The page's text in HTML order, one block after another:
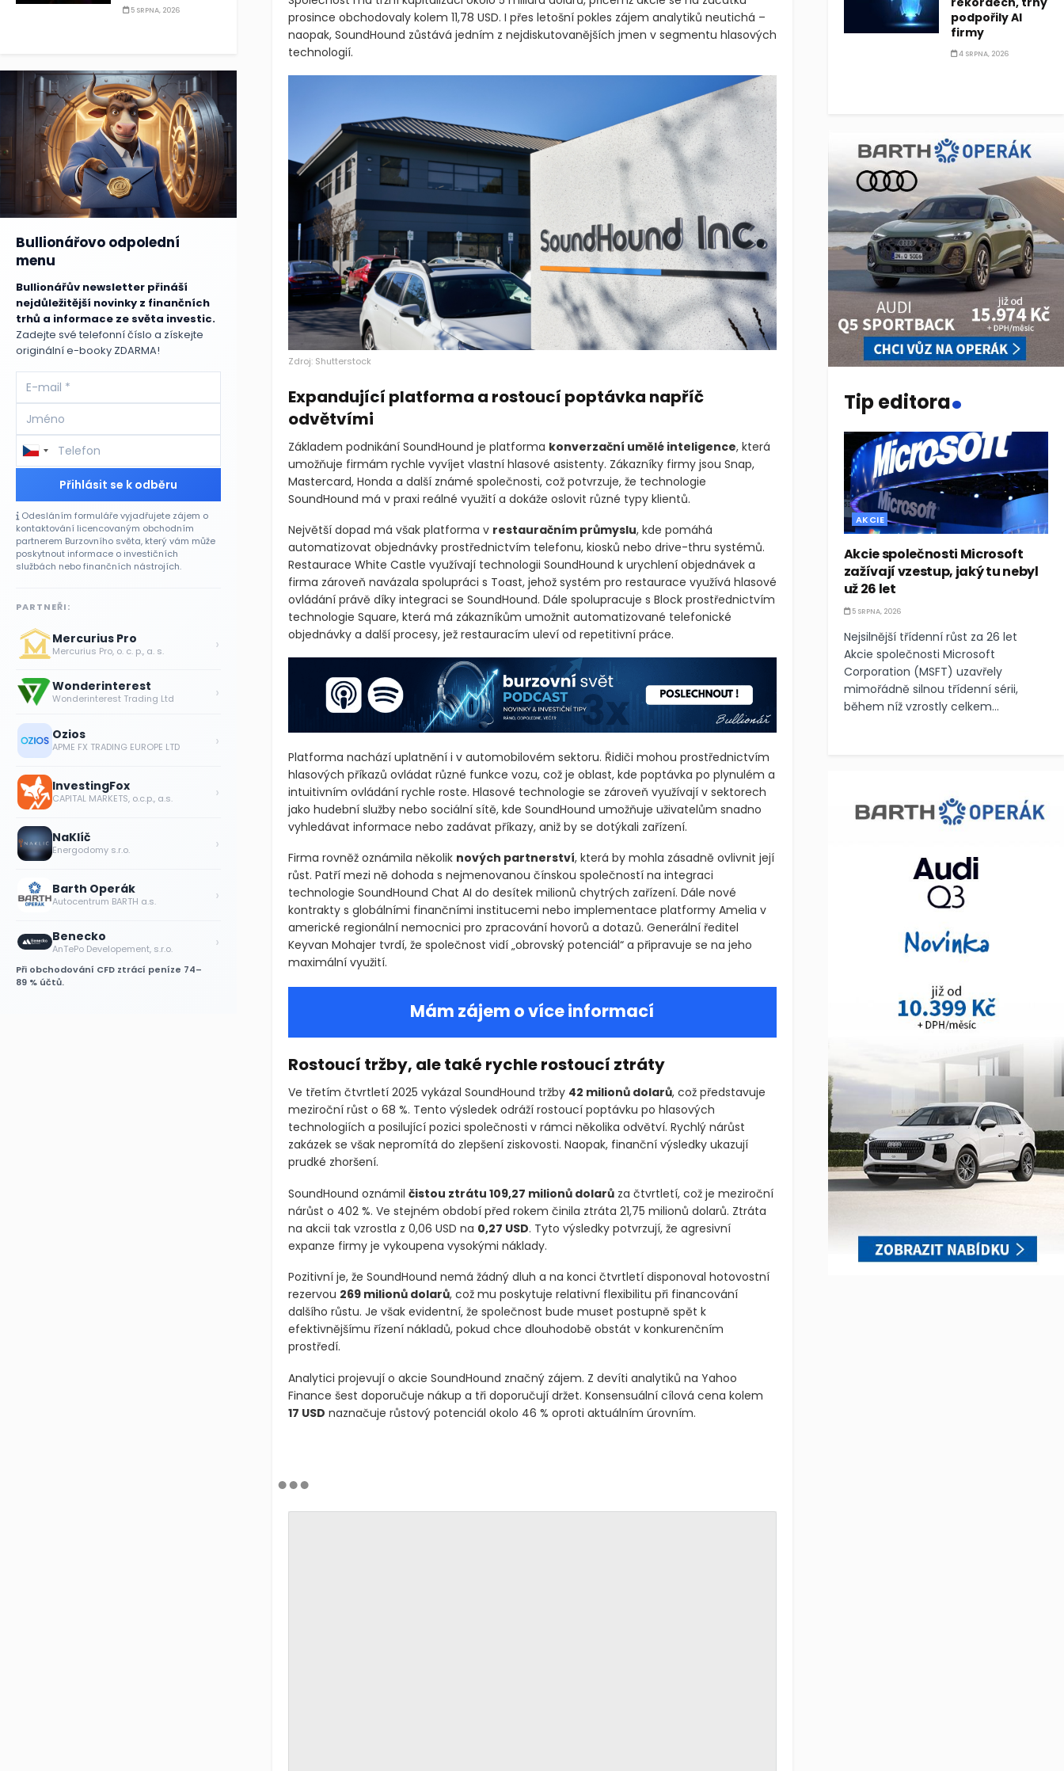
prosince obchodovaly kolem 11,78 USD. I přes letošní pokles zájem analytiků neutichá –
naopak, SoundHound zůstává jedním z nejdiskutovanějších jmen v segmentu hlasových
technologií.
Zdroj: Shutterstock
Expandující platforma a rostoucí poptávka napříč
odvětvími
Základem podnikání SoundHound je platforma konverzační umělé inteligence, která
umožňuje firmám rychle vyvíjet vlastní hlasové asistenty. Zákazníky firmy jsou Snap,
Mastercard, Honda a další známé společnosti, což potvrzuje, že technologie
SoundHound má v praxi reálné využití a dokáže oslovit různé typy klientů.
Největší dopad má však platforma v restauračním průmyslu, kde pomáhá
automatizovat objednávky prostřednictvím telefonu, kiosků nebo drive-thru systémů.
Restaurace White Castle využívají technologii SoundHound k urychlení objednávek a
firma zároveň navázala spolupráci s Toast, jehož systém pro restaurace využívá hlasové
ovládání právě díky integraci se SoundHound. Dále spolupracuje s Block prostřednictvím
technologie Square, která má zákazníkům umožnit automatizované telefonické
objednávky a další procesy, jež restauracím uleví od repetitivní práce.
Platforma nachází uplatnění i v automobilovém sektoru. Řidiči mohou prostřednictvím
hlasových příkazů ovládat různé funkce vozu, což je oblast, kde poptávka po plynulém a
intuitivním ovládání rychle roste. Hlasové technologie se zároveň využívají v sektorech
jako hudební služby nebo sociální sítě, kde SoundHound umožňuje uživatelům snadno
vyhledávat informace nebo zadávat příkazy, aniž by se dotýkali zařízení.
Firma rovněž oznámila několik nových partnerství, která by mohla zásadně ovlivnit její
růst. Patří mezi ně dohoda s nejmenovanou čínskou společností na integraci
technologie SoundHound Chat AI do desítek milionů chytrých zařízení. Dále nové
kontrakty s globálními finančními institucemi nebo implementace platformy Amelia v
americké regionální nemocnici pro zpracování hovorů a dotazů. Generální ředitel
Keyvan Mohajer tvrdí, že společnost vidí „obrovský potenciál“ a připravuje se na jeho
maximální využití.
Mám zájem o více informací
Rostoucí tržby, ale také rychle rostoucí ztráty
Ve třetím čtvrtletí 2025 vykázal SoundHound tržby 42 milionů dolarů, což představuje
meziroční růst o 68 %. Tento výsledek odráží rostoucí poptávku po hlasových
technologiích a posilující pozici společnosti v rámci několika odvětví. Rychlý nárůst
zakázek se však nepromítá do zlepšení ziskovosti. Naopak, finanční výsledky ukazují
prudké zhoršení.
SoundHound oznámil čistou ztrátu 109,27 milionů dolarůza čtvrtletí, což je meziroční
nárůst o 402 %. Ve stejném období před rokem činila ztráta 21,75 milionů dolarů. Ztráta
na akcii tak vzrostla z 0,06 USD na 0,27 USD. Tyto výsledky potvrzují, že agresivní
expanze firmy je vykoupena vysokými náklady.
Pozitivní je, že SoundHound nemá žádný dluh a na konci čtvrtletí disponoval hotovostní
rezervou 269 milionů dolarů, což mu poskytuje relativní flexibilitu při financování
dalšího růstu. Je však evidentní, že společnost bude muset postupně spět k
efektivnějšímu řízení nákladů, pokud chce dlouhodobě obstát v konkurenčním
prostředí.
Analytici projevují o akcie SoundHound značný zájem. Z devíti analytiků na Yahoo
Finance šest doporučuje nákup a tři doporučují držet. Konsensuální cílová cena kolem
17 USD naznačuje růstový potenciál okolo 46 % oproti aktuálním úrovním.
5 SRPNA, 2026
Bullionářovo odpolední
menu
Bullionářův newsletter přináší
nejdůležitější novinky z finančních
trhů a informace ze světa investic.
Zadejte své telefonní číslo a získejte
originální e-booky ZDARMA!
Přihlásit se k odběru
Odesláním formuláře vyjadřujete zájem o
kontaktování licencovaným obchodním
partnerem Burzovního světa, který vám může
poskytnout informace o investičních
službách nebo finančních nástrojích.
PARTNEŘI:
Mercurius Pro
Mercurius Pro, o. c. p., a. s. ›
Wonderinterest
Wonderinterest Trading Ltd ›
Ozios
APME FX TRADING EUROPE LTD ›
InvestingFox
CAPITAL MARKETS, o.c.p., a.s. ›
NaKlíč
Energodomy s.r.o. ›
Barth Operák
Autocentrum BARTH a.s. ›
Benecko
AnTePo Developement, s.r.o. ›
Při obchodování CFD ztrácí peníze 74–
89 % účtů.
podpořily AI
firmy
4 SRPNA, 2026
Tip editora.
AKCIE
Akcie společnosti Microsoft
zažívají vzestup, jaký tu nebyl
už 26 let
5 SRPNA, 2026
Nejsilnější třídenní růst za 26 let
Akcie společnosti Microsoft
Corporation (MSFT) uzavřely
mimořádně silnou třídenní sérii,
během níž vzrostly celkem...